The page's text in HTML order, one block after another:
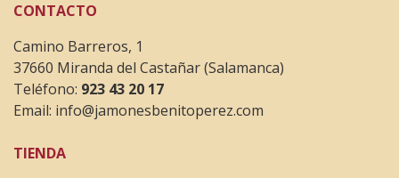
CONTACTO
Camino Barreros, 1
37660 Miranda del Castañar (Salamanca)
Teléfono: 923 43 20 17
Email: info@jamonesbenitoperez.com
TIENDA